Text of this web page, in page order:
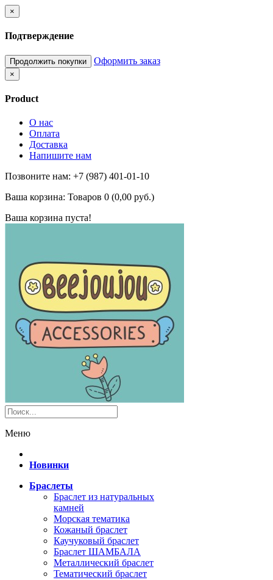
×
Подтверждение
Продолжить покупки Оформить заказ
×
Product
О нас
Оплата
Доставка
Напишите нам
Позвоните нам: +7 (987) 401-01-10
Ваша корзина: Товаров 0 (0,00 руб.)
Ваша корзина пуста!
Меню
Новинки
Браслеты
Браслет из натуральных
камней
Морская тематика
Кожаный браслет
Каучуковый браслет
Браслет ШАМБАЛА
Металлический браслет
Тематический браслет